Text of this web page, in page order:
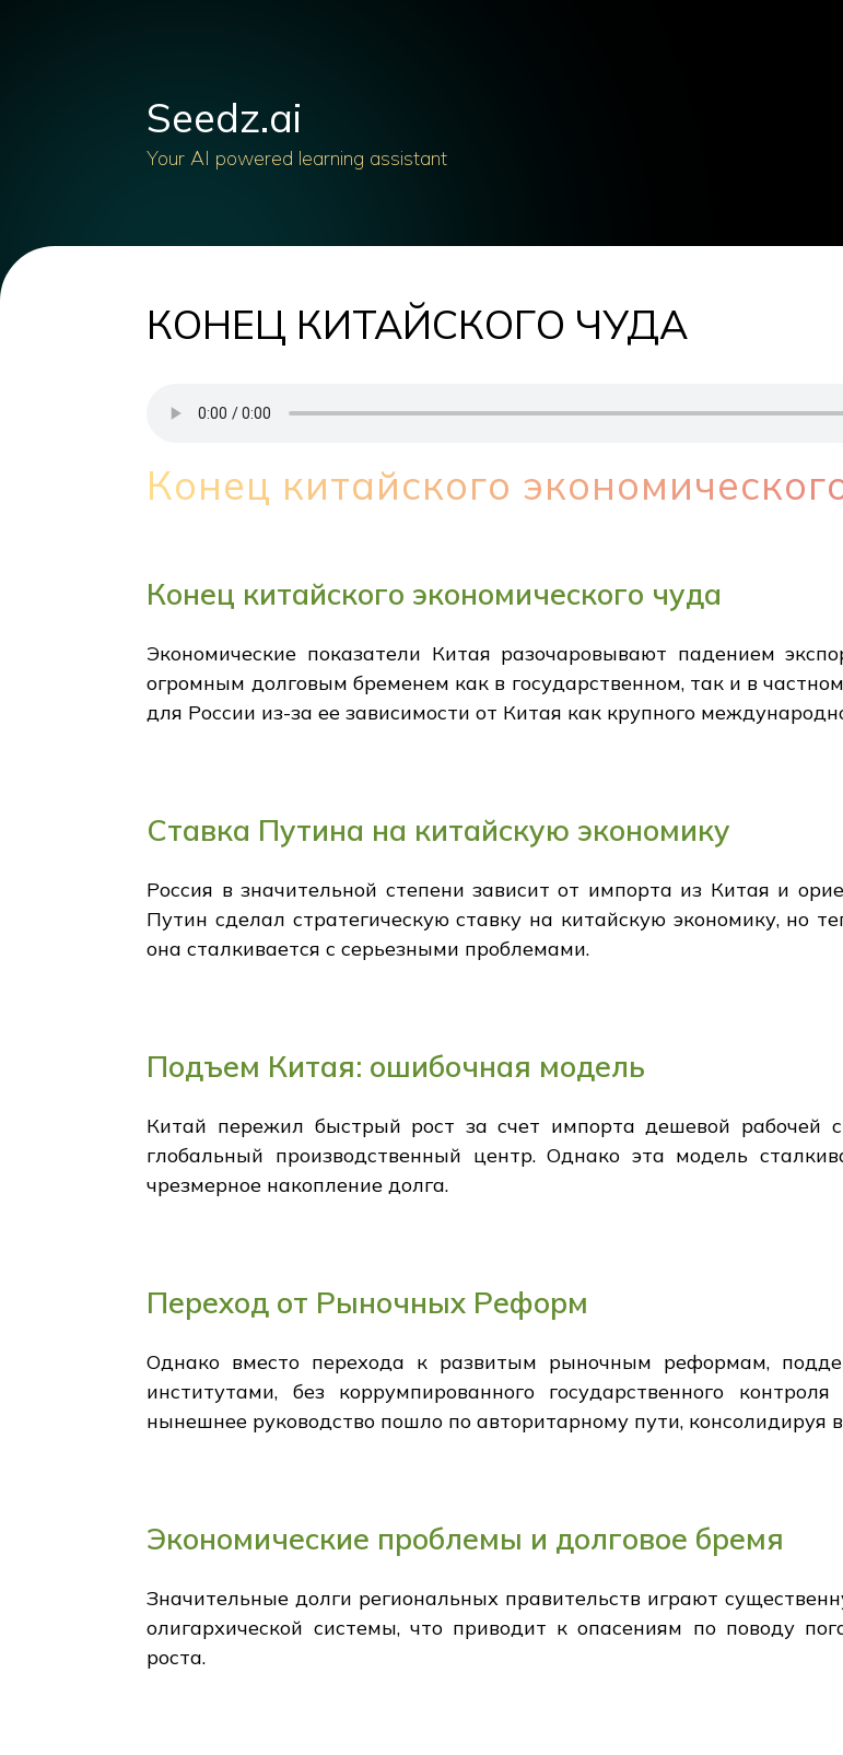
Seedz.ai
Your AI powered learning assistant
КОНЕЦ КИТАЙСКОГО ЧУДА
Конец китайского
Конец китайского экономического чуда
Экономические показатели Китая разочаровывают падением
огромным долговым бременем как в государственном, так и в
для России из-за ее зависимости от Китая как крупного
Ставка Путина на китайскую экономику
Россия в значительной степени зависит от импорта из Китая и
Путин сделал стратегическую ставку на китайскую экономику, но
она сталкивается с серьезными проблемами.
Подъем Китая: ошибочная модель
Китай пережил быстрый рост за счет импорта дешевой рабочей
глобальный производственный центр. Однако эта модель
чрезмерное накопление долга.
Переход от Рыночных Реформ
Однако вместо перехода к развитым рыночным реформам,
институтами, без коррумпированного государственного
нынешнее руководство пошло по авторитарному пути, консолидируя
Экономические проблемы и долговое бремя
Значительные долги региональных правительств играют
олигархической системы, что приводит к опасениям по поводу
роста.